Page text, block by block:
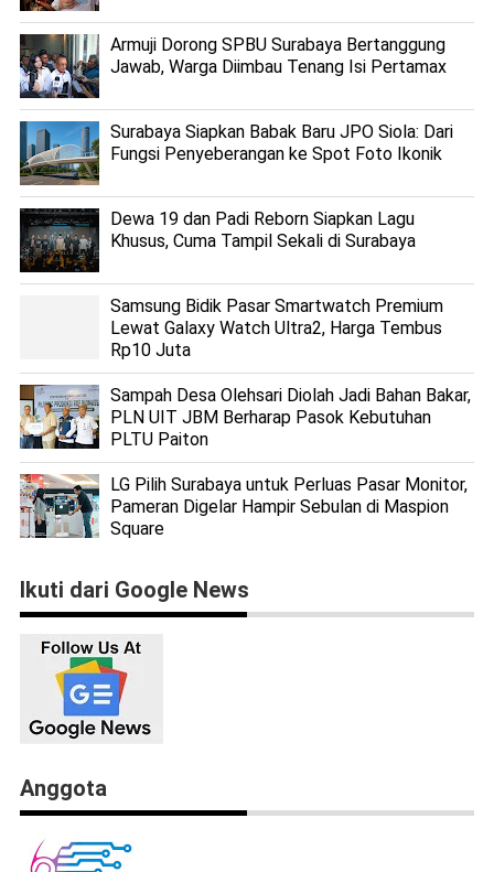
Armuji Dorong SPBU Surabaya Bertanggung
Jawab, Warga Diimbau Tenang Isi Pertamax
Surabaya Siapkan Babak Baru JPO Siola: Dari
Fungsi Penyeberangan ke Spot Foto Ikonik
Dewa 19 dan Padi Reborn Siapkan Lagu
Khusus, Cuma Tampil Sekali di Surabaya
Samsung Bidik Pasar Smartwatch Premium
Lewat Galaxy Watch Ultra2, Harga Tembus
Rp10 Juta
Sampah Desa Olehsari Diolah Jadi Bahan Bakar,
PLN UIT JBM Berharap Pasok Kebutuhan
PLTU Paiton
LG Pilih Surabaya untuk Perluas Pasar Monitor,
Pameran Digelar Hampir Sebulan di Maspion
Square
Ikuti dari Google News
Anggota